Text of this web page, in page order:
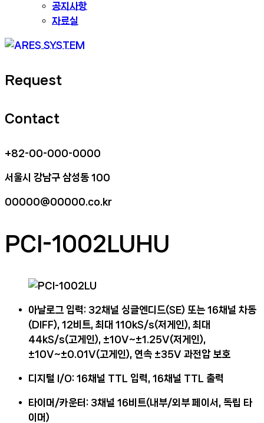
공지사항
자료실
Request
Contact
+82-00-000-0000
서울시 강남구 삼성동 100
00000@00000.co.kr
PCI-1002LUHU
아날로그 입력: 32채널 싱글엔디드(SE) 또는 16채널 차동
(DIFF), 12비트, 최대 110kS/s(저게인), 최대
44kS/s(고게인), ±10V~±1.25V(저게인),
±10V~±0.01V(고게인), 연속 ±35V 과전압 보호
디지털 I/O: 16채널 TTL 입력, 16채널 TTL 출력
타이머/카운터 : 3채널 16비트(내부/외부 페이서, 독립 타
이머)